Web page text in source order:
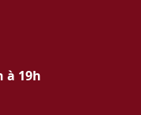
à 19h